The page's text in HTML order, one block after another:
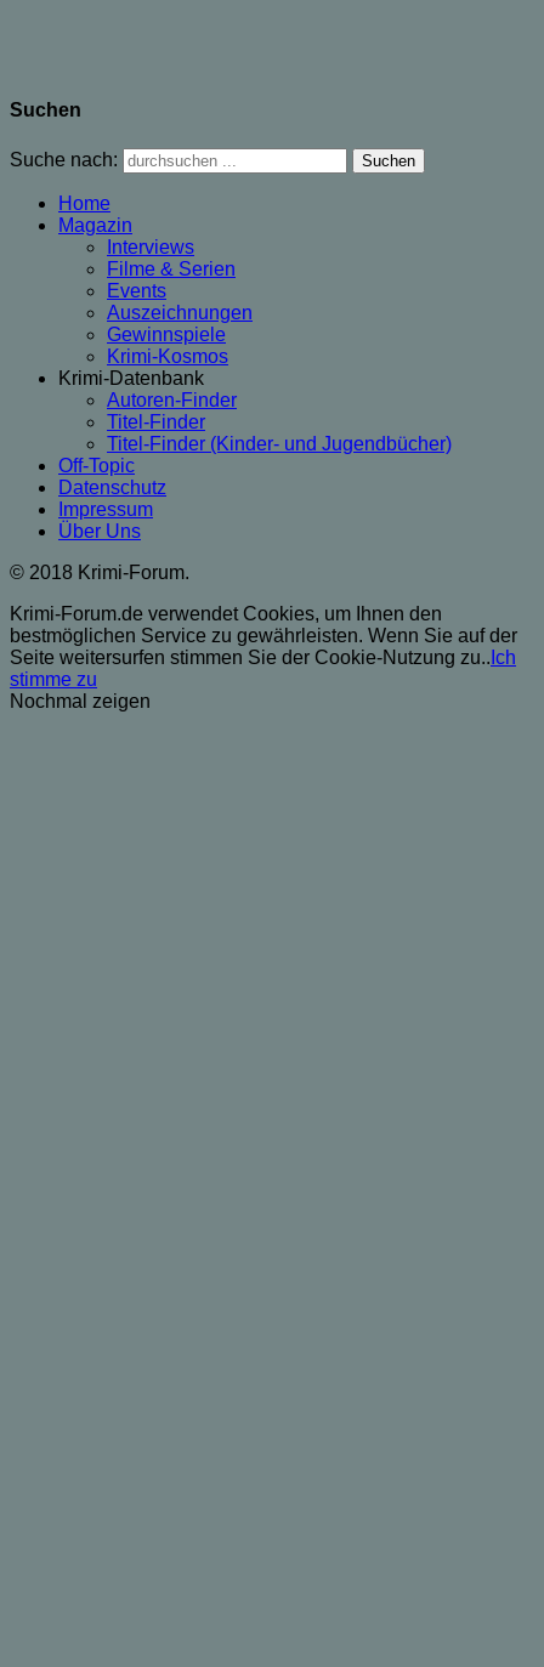
Suchen
Suche nach:
Home
Magazin
Interviews
Filme & Serien
Events
Auszeichnungen
Gewinnspiele
Krimi-Kosmos
Krimi-Datenbank
Autoren-Finder
Titel-Finder
Titel-Finder (Kinder- und Jugendbücher)
Off-Topic
Datenschutz
Impressum
Über Uns
© 2018 Krimi-Forum.
Krimi-Forum.de verwendet Cookies, um Ihnen den
bestmöglichen Service zu gewährleisten. Wenn Sie auf der
Seite weitersurfen stimmen Sie der Cookie-Nutzung zu.. Ich
stimme zu
Nochmal zeigen